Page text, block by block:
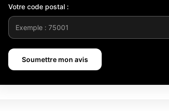
Votre code postal :
Soumettre mon avis